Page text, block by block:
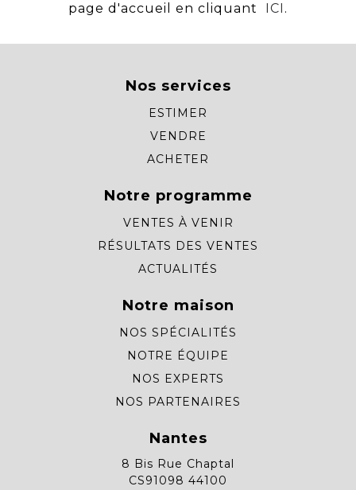
page d'accueil en cliquant
ICI .
Nos services
ESTIMER
VENDRE
ACHETER
Notre programme
VENTES À VENIR
RÉSULTATS DES VENTES
ACTUALITÉS
Notre maison
NOS SPÉCIALITÉS
NOTRE ÉQUIPE
NOS EXPERTS
NOS PARTENAIRES
Nantes
8 Bis Rue Chaptal
CS91098 44100